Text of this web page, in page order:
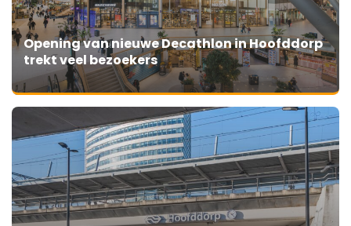
Opening van nieuwe Decathlon in Hoofddorp
trekt veel bezoekers